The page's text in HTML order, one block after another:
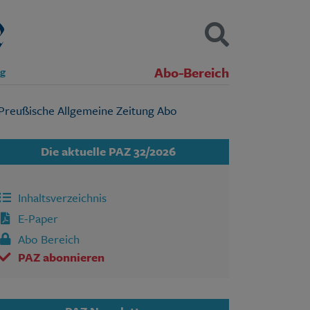
Abo-Bereich
Kontakt
Datenschutz
SUCHEN
Die aktuelle PAZ 32/2026
Inhaltsverzeichnis
E-Paper
Abo Bereich
PAZ abonnieren